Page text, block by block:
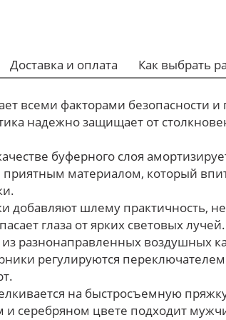
Доставка и оплата Как выбрать
всеми факторами безопасности
надежно защищает от
буферного слоя
материалом, который
добавляют шлему практичность,
глаза от ярких световых лучей.
разнонаправленных воздушных
регулируются
на быстросъемную
серебряном цвете подходит